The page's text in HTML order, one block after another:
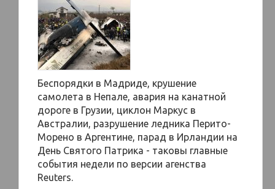
Беспорядки в Мадриде, крушение
самолета в Непале, авария на канатной
дороге в Грузии, циклон Маркус в
Австралии, разрушение ледника Перито-
Морено в Аргентине, парад в Ирландии на
День Святого Патрика - таковы главные
события недели по версии агенства
Reuters.